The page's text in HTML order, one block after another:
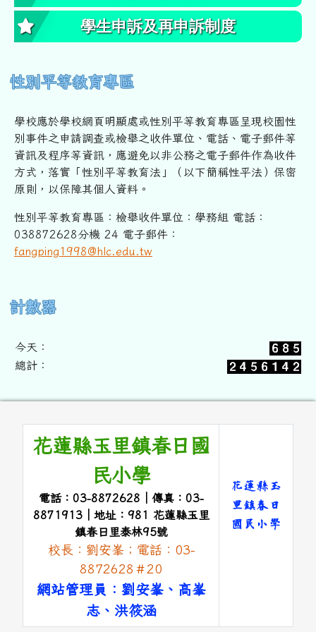
學生申訴及再申訴制度
性別平等教育專區
學校應於學校網頁明顯處或性別平等教育專區呈現校園性
別事件之申請調查或檢舉之收件單位、電話、電子郵件等
資訊及程序等資訊， 應避免以非公務之電子郵件作為收件
方式，落實「性別平等教育法」
（以下簡稱性平法）保密
原則，以保障其個人資料。
性別平等教育專區：檢舉收件單位：學務組 電話：
038872628分機 24 電子郵件：
fangping1998@hlc.edu.tw
右邊區域內容
計數器
今天：
總計：
頁尾區域內容
花蓮縣玉里鎮春日國
民小學
電話：03-8872628｜傳真：03-
8871913｜地址：981 花蓮縣玉里
鎮春日里泰林95號
校長：劉安峯；電話：03-
8872628＃20
網站管理員：劉安峯、高峯
志、洪筱涵
花蓮縣玉
里鎮春日
國民小學